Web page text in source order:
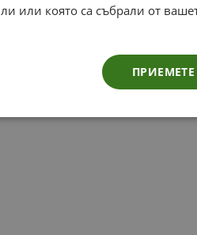
или която са събрали от